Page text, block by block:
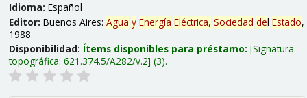
Idioma: Español
Editor: Buenos Aires: Agua y Energía Eléctrica, Sociedad del Estado,
1988
Disponibilidad: Ítems disponibles para préstamo: Signatura
topográfica: 621.374.5/A282/v.2 (3).